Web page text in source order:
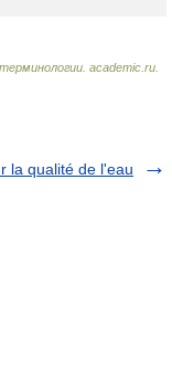
academic.ru
la qualité de l'eau